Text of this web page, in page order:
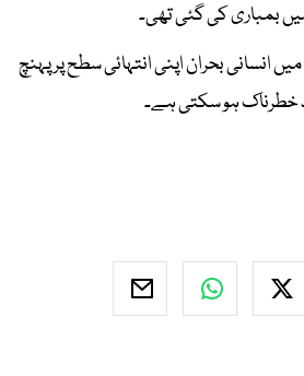
بمباری کی گئی تھی۔
انسانی بحران اپنی انتہائی سطح پر پہنچ
خطرناک ہو سکتی ہے۔